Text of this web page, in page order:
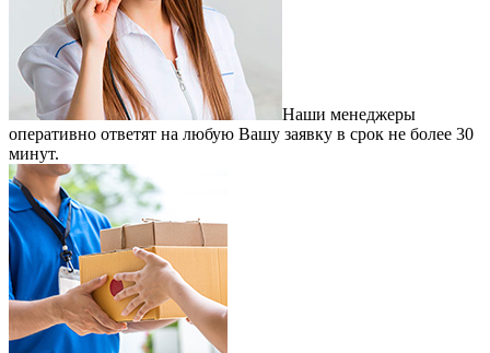
Наши менеджеры
оперативно ответят на любую Вашу заявку в срок не более 30
минут.